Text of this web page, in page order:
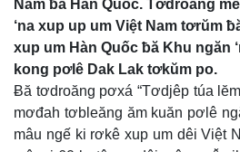
Nam ƀă Hàn Quốc. Tơdroăng
‘na xup up um Việt Nam tơrŭm
xup um Hàn Quốc ƀă Khu ngăn
kong pơlê Dak Lak tơkŭm po.
Ƀă tơdroăng pơxá “Tơdjêp túa
mơđah tơbleăng ăm kuăn pơlê
mâu ngế ki rơkê xup um dêi Việt